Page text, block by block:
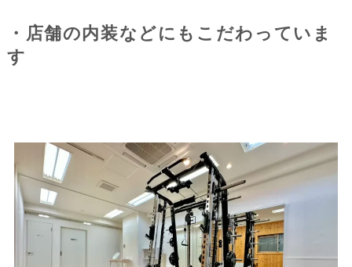
・店舗の内装などにもこだわっていま
す